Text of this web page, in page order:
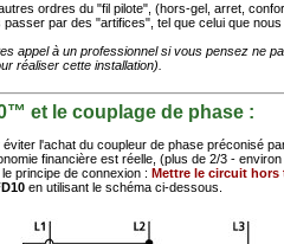
ordres du "fil pilote", (hors-gel, arret,
passer par des "artifices", tel que celui que nous
appel à un professionnel si vous pensez ne
réaliser cette installation).
et le couplage de phase :
éviter l'achat du coupleur de phase préconisé
financière est réelle, (plus de 2/3 -
le principe de connexion : Mettre le circuit
en utilisant le schéma ci-dessous.